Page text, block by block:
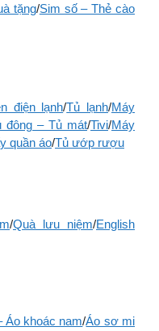
tặng/Sim số – Thẻ cào
điện lạnh/Tủ lạnh/Máy
đông – Tủ mát/Tivi/Máy
quần áo/Tủ ướp rượu
/Quà lưu niệm/English
Áo khoác nam/Áo sơ mi